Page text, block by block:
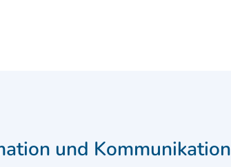
und Kommunikation